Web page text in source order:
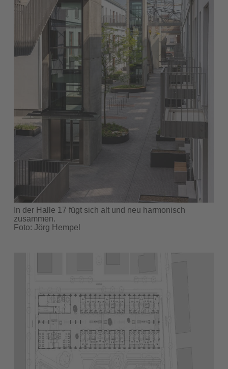
In der Halle 17 fügt sich alt und neu harmonisch
zusammen.
Foto: Jörg Hempel